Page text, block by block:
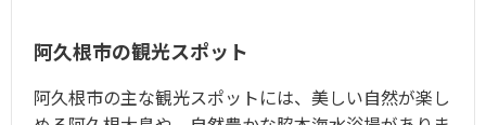
阿久根市の観光スポット
阿久根市の主な観光スポットには、美しい自然が楽し